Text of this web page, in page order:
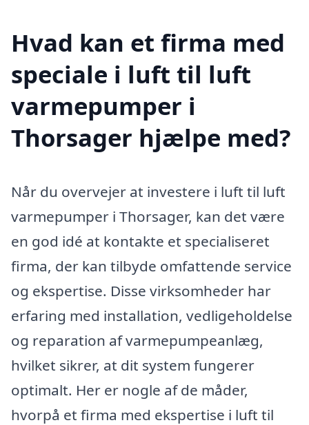
Hvad kan et firma med
speciale i luft til luft
varmepumper i
Thorsager hjælpe med?
Når du overvejer at investere i luft til luft
varmepumper i Thorsager, kan det være
en god idé at kontakte et specialiseret
firma, der kan tilbyde omfattende service
og ekspertise. Disse virksomheder har
erfaring med installation, vedligeholdelse
og reparation af varmepumpeanlæg,
hvilket sikrer, at dit system fungerer
optimalt. Her er nogle af de måder,
hvorpå et firma med ekspertise i luft til